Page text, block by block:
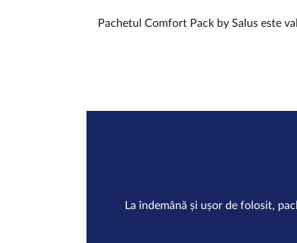
Pachetul Comfort Pack by Salus este
La îndemână și ușor de folosit,